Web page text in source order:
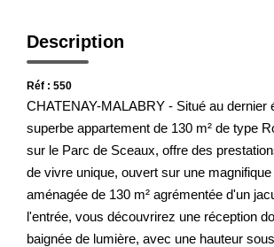
Description
Réf : 550
CHATENAY-MALABRY - Situé au dernier
superbe appartement de 130 m² de type
sur le Parc de Sceaux, offre des
de vivre unique, ouvert sur une
aménagée de 130 m² agrémentée d'un
l'entrée, vous découvrirez une réception
baignée de lumière, avec une hauteur